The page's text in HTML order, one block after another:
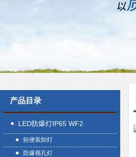
产品目录
LED防爆灯IP65 WF2
轻便装卸灯
防爆视孔灯